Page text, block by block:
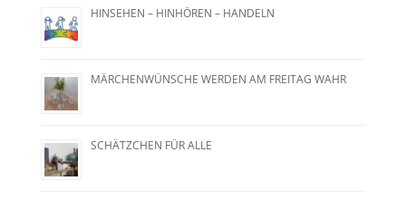
HINSEHEN – HINHÖREN – HANDELN
MÄRCHENWÜNSCHE WERDEN AM FREITAG WAHR
SCHÄTZCHEN FÜR ALLE